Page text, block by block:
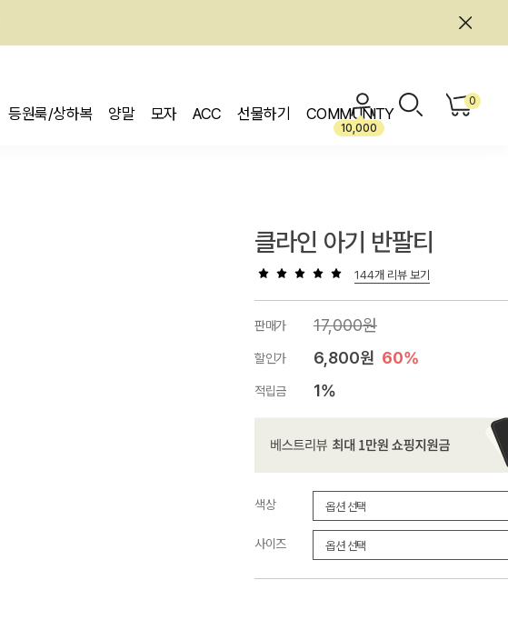
등원룩/상하복 양말 모자 ACC 선물하기 COMMUNITY
10,000
0
클라인 아기 반팔티
144개 리뷰 보기
판매가 17,000원
할인가 6,800원 60%
적립금 1%
색상
사이즈